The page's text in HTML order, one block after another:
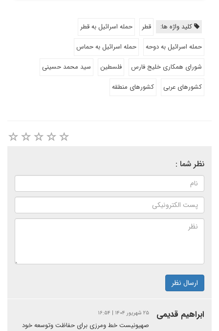
کلید واژه ها: قطر
حمله اسرائیل به قطر
حمله اسرائیل به دوحه
حمله اسرائیل به حماس
شورای همکاری خلیج فارس
فلسطین
سید محمد حسینی
کشورهای عربی
کشورهای منطقه
نظر شما :
ارسال نظر
ابراهیم قدیمی ۲۵ شهریور ۱۴۰۴ | ۱۶:۵۴
صهیونیست خط ومرزی برای حفاظت وتوسعه خود